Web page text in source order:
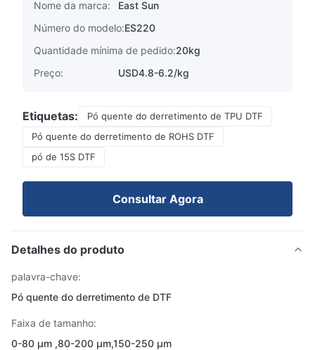
Nome da marca:
East Sun
Número do modelo:ES220
Quantidade mínima de pedido:20kg
Preço:
USD4.8-6.2/kg
Etiquetas:
Pó quente do derretimento de TPU DTF
Pó quente do derretimento de ROHS DTF
pó de 15S DTF
Consultar Agora
Detalhes do produto
palavra-chave:
Pó quente do derretimento de DTF
Faixa de tamanho:
0-80 μm ,80-200 μm,150-250 μm